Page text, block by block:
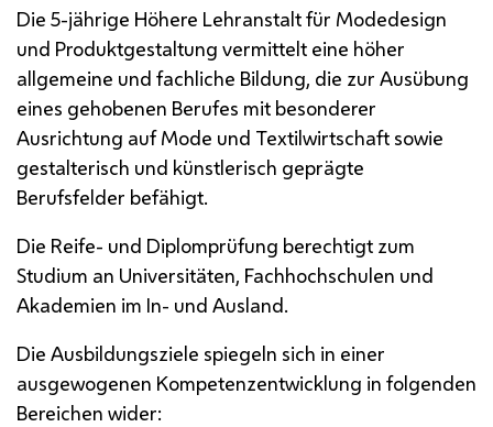
Die 5-jährige Höhere Lehranstalt für Modedesign
und Produktgestaltung vermittelt eine höher
allgemeine und fachliche Bildung, die zur Ausübung
eines gehobenen Berufes mit besonderer
Ausrichtung auf Mode und Textilwirtschaft sowie
gestalterisch und künstlerisch geprägte
Berufsfelder befähigt.
Die Reife- und Diplomprüfung berechtigt zum
Studium an Universitäten, Fachhochschulen und
Akademien im In- und Ausland.
Die Ausbildungsziele spiegeln sich in einer
ausgewogenen Kompetenzentwicklung in folgenden
Bereichen wider: